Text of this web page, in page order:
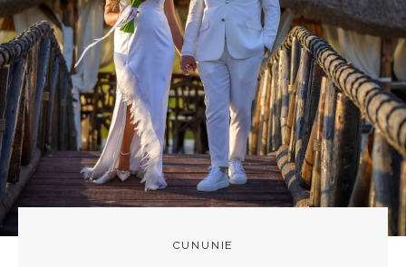
CUNUNIE